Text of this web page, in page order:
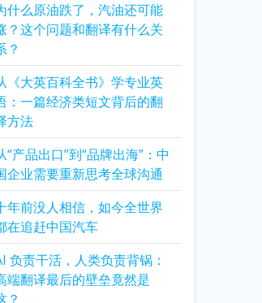
什么原油跌了，汽油还可能
？这个问题和翻译有什么关
？
《大英百科全书》学专业英
：一篇经济类短文背后的翻
方法
“产品出口”到“品牌出海”：中
企业需要重新思考全球沟通
年前没人相信，如今全世界
在追赶中国汽车
负责干活，人类负责背锅：
端翻译最后的壁垒竟然是
？